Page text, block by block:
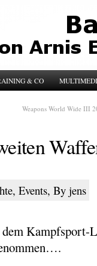
& CO
Weapons World Wide III
, Events, By jens
Kampfsport-